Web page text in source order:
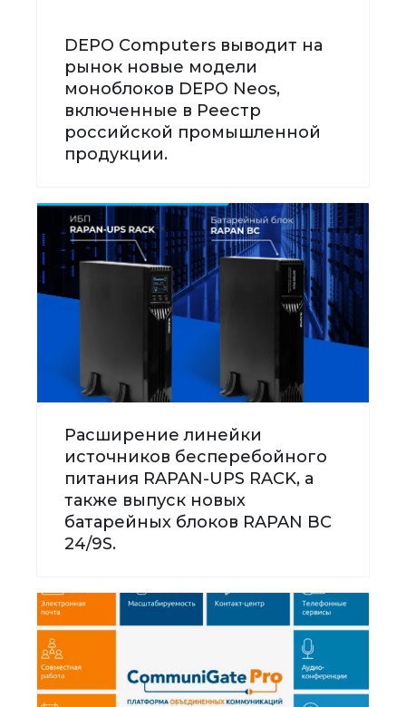
DEPO Computers выводит на
рынок новые модели
моноблоков DEPO Neos,
включенные в Реестр
российской промышленной
продукции.
Расширение линейки
источников бесперебойного
питания RAPAN-UPS RACK, а
также выпуск новых
батарейных блоков RAPAN BC
24/9S.